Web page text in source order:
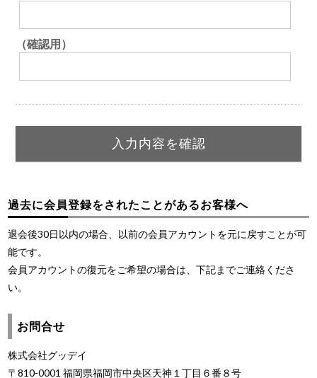
（確認用）
過去に会員登録をされたことがあるお客様へ
退会後30日以内の場合、以前の会員アカウントを元に戻すことが可
能です。
会員アカウントの復元をご希望の場合は、下記までご連絡くださ
い。
お問合せ
株式会社グッデイ
〒810-0001 福岡県福岡市中央区天神１丁目６番８号